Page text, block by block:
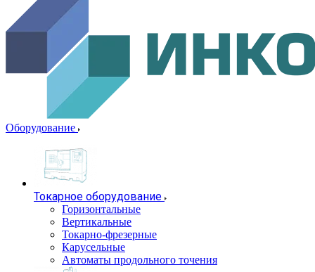
Оборудование
Токарное оборудование
Горизонтальные
Вертикальные
Токарно-фрезерные
Карусельные
Автоматы продольного точения